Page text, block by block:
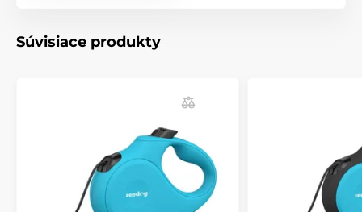
Extra pevné lanko proti zamotaniu!
Vodítka Reedog sú osadené lankom, ktoré sa nikdy
nepretočí a ani nezasekne. Lanko je vyrobené z
materiálu s vysokou odolnosťou v ťahu. Tkanina sa
využíva vo vojenstve pri výrobe padákov, preto sa
Súvisiace produkty